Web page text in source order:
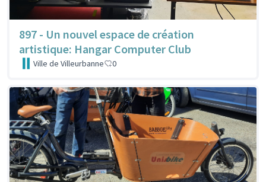
897 - Un nouvel espace de création
artistique: Hangar Computer Club
Ville de Villeurbanne 0